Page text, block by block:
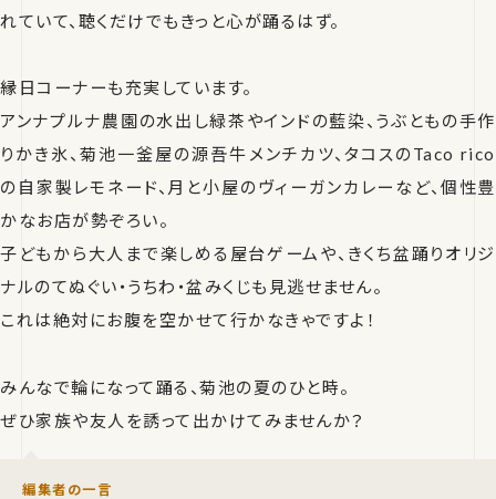
れていて、聴くだけでもきっと心が踊るはず。
縁日コーナーも充実しています。
アンナプルナ農園の水出し緑茶やインドの藍染、うぶともの手作
りかき氷、菊池一釜屋の源吾牛メンチカツ、タコスのTaco rico
の自家製レモネード、月と小屋のヴィーガンカレーなど、個性豊
かなお店が勢ぞろい。
子どもから大人まで楽しめる屋台ゲームや、きくち盆踊りオリジ
ナルのてぬぐい・うちわ・盆みくじも見逃せません。
これは絶対にお腹を空かせて行かなきゃですよ！
みんなで輪になって踊る、菊池の夏のひと時。
ぜひ家族や友人を誘って出かけてみませんか？
編集者の一言